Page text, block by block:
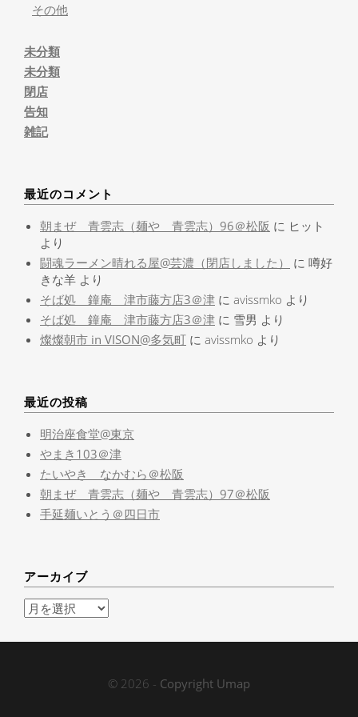
その他
未分類
未分類
閉店
告知
雑記
最近のコメント
朝まぜ 青雲志（麺や 青雲志）96＠松阪 に ヒット
より
闘魂ラーメン晴れる屋@芸濃（閉店しました）
に 噂好
きな羊 より
そば処 鐘庵 津市藤方店3＠津 に avissmko より
そば処 鐘庵 津市藤方店3＠津 に 雪男 より
燦燦朝市 in VISON@多気町 に avissmko より
最近の投稿
明治座食堂@東京
やまき103＠津
たいやき なかむら＠松阪
朝まぜ 青雲志（麺や 青雲志）97＠松阪
手延麺いとう＠四日市
アーカイブ
ア
ー
カ
© 2026 - Copyright Umap